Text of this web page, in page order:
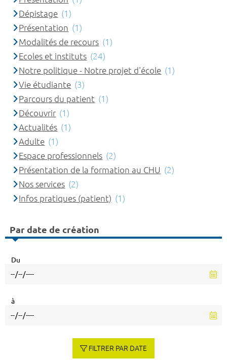
Dépistage (1)
Présentation (1)
Modalités de recours (1)
Ecoles et instituts (24)
Notre politique - Notre projet d'école (1)
Vie étudiante (3)
Parcours du patient (1)
Découvrir (1)
Actualités (1)
Adulte (1)
Espace professionnels (2)
Présentation de la formation au CHU (2)
Nos services (2)
Infos pratiques (patient) (1)
Par date de création
Du
à
FILTRER PAR DATE